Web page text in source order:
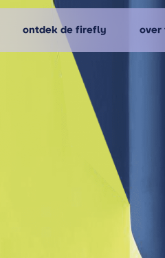
ontdek de firefly over